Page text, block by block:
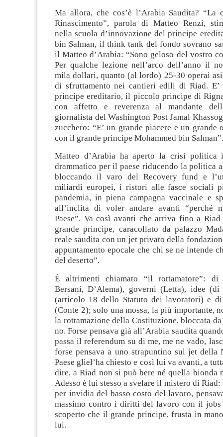
Ma allora, che cos’è l’Arabia Saudita? “La
Rinascimento”, parola di Matteo Renzi,
nella scuola d’innovazione del principe
bin Salman, il think tank del fondo sovrano
il Matteo d’Arabia: “Sono geloso del vostro
Per qualche lezione nell’arco dell’anno il
mila dollari, quanto (al lordo) 25-30 operai
di sfruttamento nei cantieri edili di Riad. E’
principe ereditario, il piccolo principe di
con affetto e reverenza al mandante
giornalista del Washington Post Jamal
zucchero: “E’ un grande piacere e un grande
con il grande principe Mohammed bin
Matteo d’Arabia ha aperto la crisi politica
drammatico per il paese riducendo la politica
bloccando il varo del Recovery fund e
miliardi europei, i ristori alle fasce sociali
pandemia, in piena campagna vaccinale e
all’inclita di voler andare avanti “perché
Paese”. Va così avanti che arriva fino a
grande principe, caracollato da palazzo
reale saudita con un jet privato della
appuntamento epocale che chi se ne intende
del deserto”.
È altrimenti chiamato “il rottamatore”: di
Bersani, D’Alema), governi (Letta), idee
(articolo 18 dello Statuto dei lavoratori) e
(Conte 2); solo una mossa, la più importante,
la rottamazione della Costituzione, bloccata
no. Forse pensava già all’Arabia saudita
passa il referendum su di me, me ne vado,
forse pensava a uno strapuntino sul jet della
Paese gliel’ha chiesto e così lui va avanti, a
dire, a Riad non si può bere né quella bionda
Adesso è lui stesso a svelare il mistero di
per invidia del basso costo del lavoro,
massimo contro i diritti del lavoro con il jobs
scoperto che il grande principe, frusta in
lui.